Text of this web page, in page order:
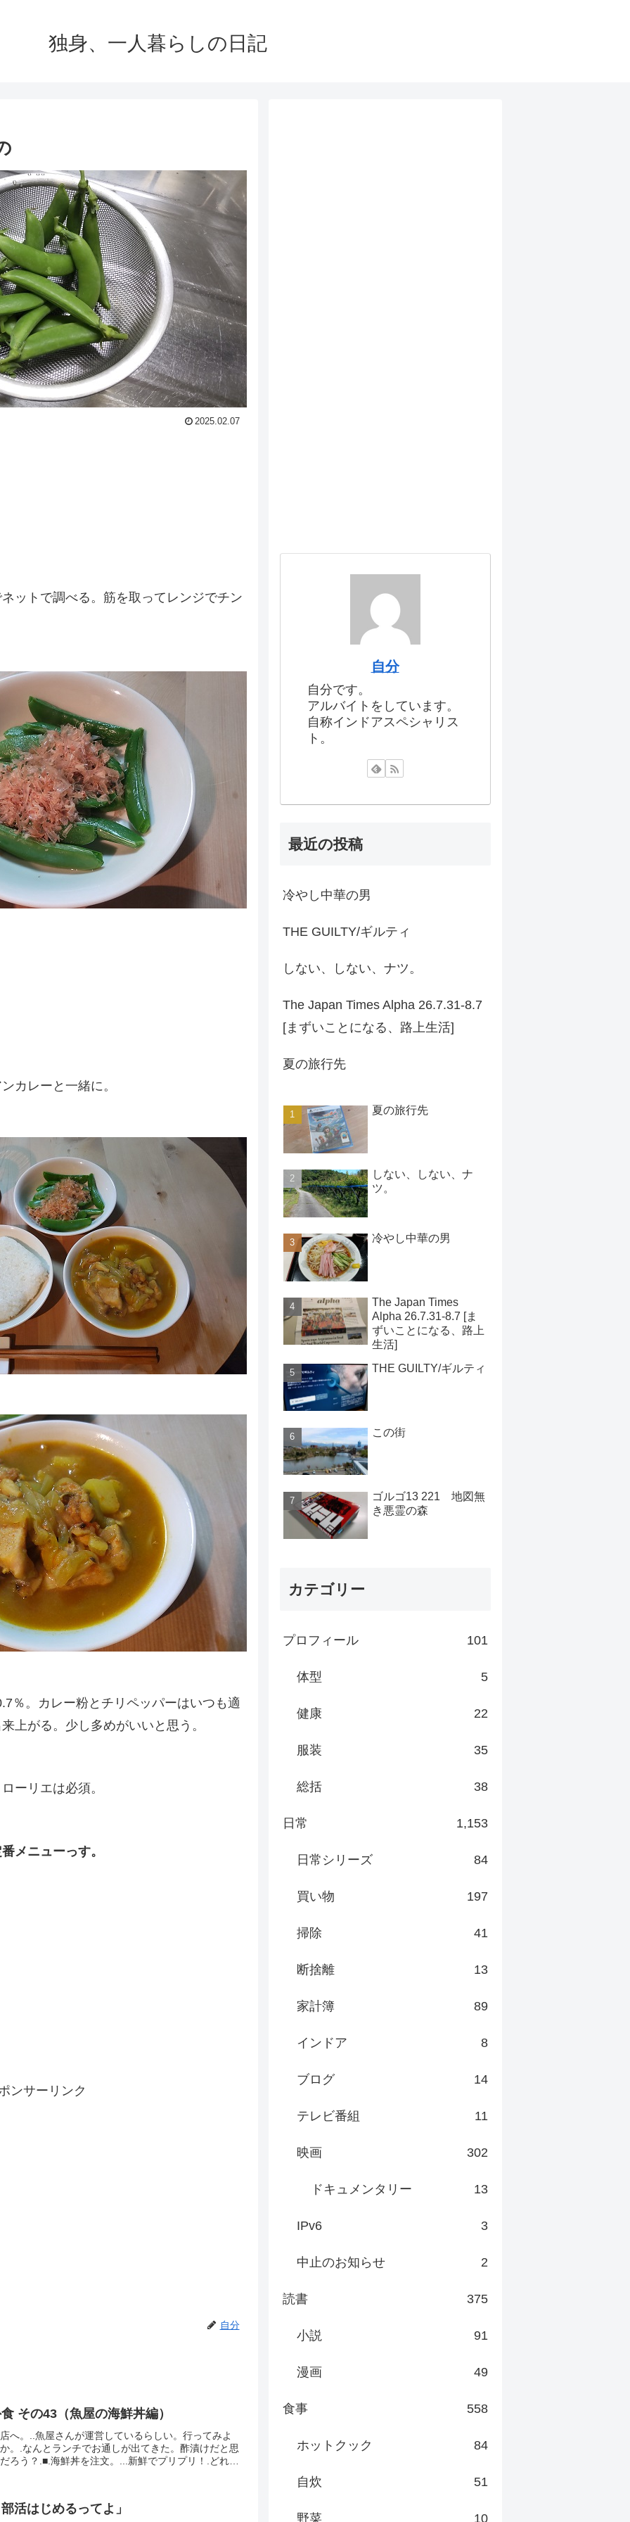
独身、一人暮らしの日記
2025.02.07
ットで調べる。筋を取ってレンジでチン
カレーと一緒に。
％。カレー粉とチリペッパーはいつも適
上がる。少し多めがいいと思う。
ーリエは必須。
メニューっす。
ンサーリンク
自分
その43（魚屋の海鮮丼編）
へ。..魚屋さんが運営しているらしい。行ってみよ
。.なんとランチでお通しが出てきた。酢漬けだと思
ろう？.■.海鮮丼を注文。...新鮮でプリプリ！.どれが
活はじめるってよ」
自分
自分です。
アルバイトをしています。
自称インドアスペシャリス
ト。
最近の投稿
冷やし中華の男
THE GUILTY/ギルティ
しない、しない、ナツ。
The Japan Times Alpha 26.7.31-8.7
[まずいことになる、路上生活]
夏の旅行先
夏の旅行先
しない、しない、ナ
ツ。
冷やし中華の男
The Japan Times
Alpha 26.7.31-8.7 [ま
ずいことになる、路上
生活]
THE GUILTY/ギルティ
この街
ゴルゴ13 221 地図無
き悪霊の森
カテゴリー
プロフィール 101
体型 5
健康 22
服装 35
総括 38
日常 1,153
日常シリーズ 84
買い物 197
掃除 41
断捨離 13
家計簿 89
インドア 8
ブログ 14
テレビ番組 11
映画 302
ドキュメンタリー 13
IPv6 3
中止のお知らせ 2
読書 375
小説 91
漫画 49
食事 558
ホットクック 84
自炊 51
野菜 10